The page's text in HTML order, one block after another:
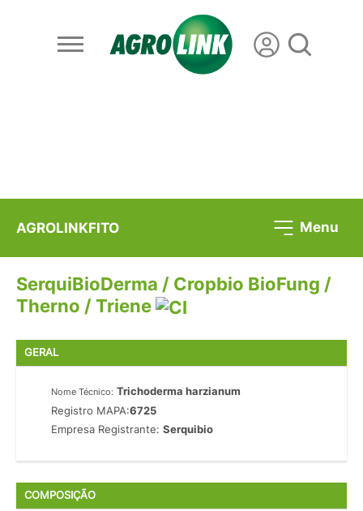
AGROLINKFITO Menu
SerquiBioDerma / Cropbio BioFung /
Therno / Triene
GERAL
Nome Técnico: Trichoderma harzianum
Registro MAPA:6725
Empresa Registrante:Serquibio
COMPOSIÇÃO